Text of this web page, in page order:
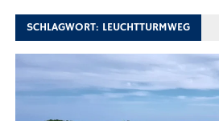
SCHLAGWORT: LEUCHTTURMWEG